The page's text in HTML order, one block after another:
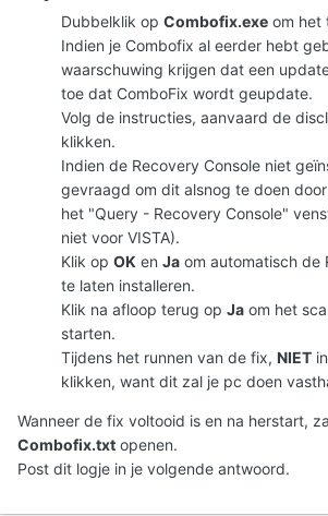
Dubbelklik op Combofix.exe om het
Indien je Combofix al eerder hebt
waarschuwing krijgen dat een
toe dat ComboFix wordt geupdate.
Volg de instructies, aanvaard de
klikken.
Indien de Recovery Console niet
gevraagd om dit alsnog te doen
het "Query - Recovery Console"
niet voor VISTA).
Klik op OK en Ja om automatisch de
te laten installeren.
Klik na afloop terug op Ja om het
starten.
Tijdens het runnen van de fix, NIET
klikken, want dit zal je pc doen
Wanneer de fix voltooid is en na herstart,
Combofix.txt openen.
Post dit logje in je volgende antwoord.